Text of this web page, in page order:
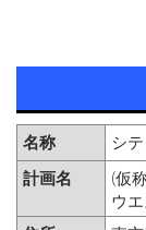
名称
シ
計画名
(仮
ウ